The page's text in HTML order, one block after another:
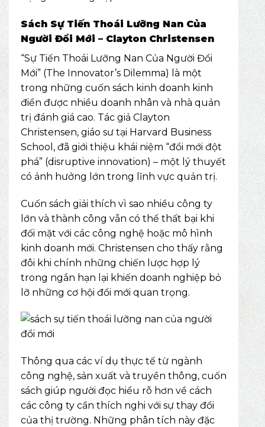
Sách Sự Tiến Thoái Lưỡng Nan Của
Người Đổi Mới – Clayton Christensen
“Sự Tiến Thoái Lưỡng Nan Của Người Đổi
Mới” (The Innovator’s Dilemma) là một
trong những cuốn sách kinh doanh kinh
điển được nhiều doanh nhân và nhà quản
trị đánh giá cao. Tác giả Clayton
Christensen, giáo sư tại Harvard Business
School, đã giới thiệu khái niệm “đổi mới đột
phá” (disruptive innovation) – một lý thuyết
có ảnh hưởng lớn trong lĩnh vực quản trị.
Cuốn sách giải thích vì sao nhiều công ty
lớn và thành công vẫn có thể thất bại khi
đối mặt với các công nghệ hoặc mô hình
kinh doanh mới. Christensen cho thấy rằng
đôi khi chính những chiến lược hợp lý
trong ngắn hạn lại khiến doanh nghiệp bỏ
lỡ những cơ hội đổi mới quan trọng.
Thông qua các ví dụ thực tế từ ngành
công nghệ, sản xuất và truyền thông, cuốn
sách giúp người đọc hiểu rõ hơn về cách
các công ty cần thích nghi với sự thay đổi
của thị trường. Những phân tích này đặc